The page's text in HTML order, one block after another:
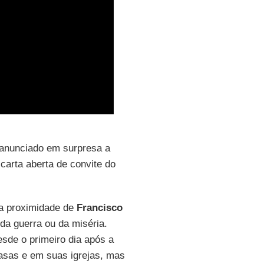
em surpresa a
aberta de convite do
proximidade de Francisco
guerra ou da miséria.
o primeiro dia após a
e em suas igrejas, mas